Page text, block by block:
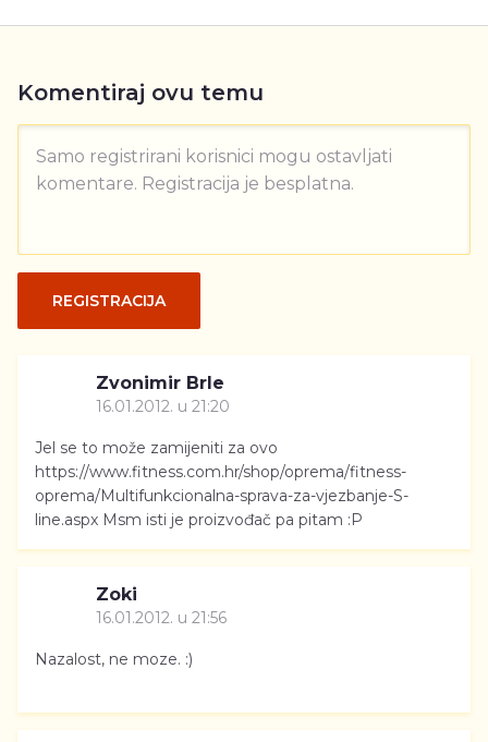
Komentiraj ovu temu
Samo registrirani korisnici mogu ostavljati
komentare. Registracija je besplatna.
REGISTRACIJA
Zvonimir Brle
16.01.2012. u 21:20
Jel se to može zamijeniti za ovo
https://www.fitness.com.hr/shop/oprema/fitness-
oprema/Multifunkcionalna-sprava-za-vjezbanje-S-
line.aspx Msm isti je proizvođač pa pitam :P
Zoki
16.01.2012. u 21:56
Nazalost, ne moze. :)